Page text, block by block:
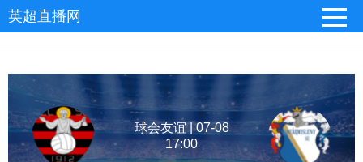
英超直播网
球会友谊 | 07-08
17:00